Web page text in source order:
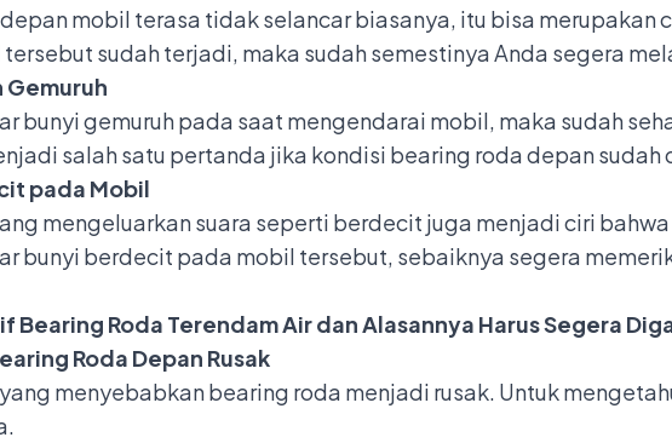
mobil terasa tidak selancar biasanya, itu bisa merupakan
sudah terjadi, maka sudah semestinya Anda segera
bunyi gemuruh pada saat mengendarai mobil, maka sudah
salah satu pertanda jika kondisi bearing roda depan
pada Mobil
mengeluarkan suara seperti berdecit juga menjadi ciri
bunyi berdecit pada mobil tersebut, sebaiknya segera
Bearing Roda Terendam Air dan Alasannya Harus Segera
Roda Depan Rusak
menyebabkan bearing roda menjadi rusak. Untuk